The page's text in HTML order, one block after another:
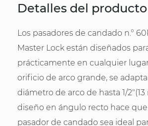
Detalles del producto
Los pasadores de candado n.°
Master Lock están diseñados
prácticamente en cualquier
orificio de arco grande, se
diámetro de arco de hasta 1/2"(13
diseño en ángulo recto hace
pasador de candado sea ideal